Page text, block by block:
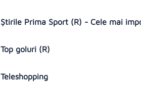
Ştirile Prima Sport (R) - Cele mai
Top goluri (R)
Teleshopping